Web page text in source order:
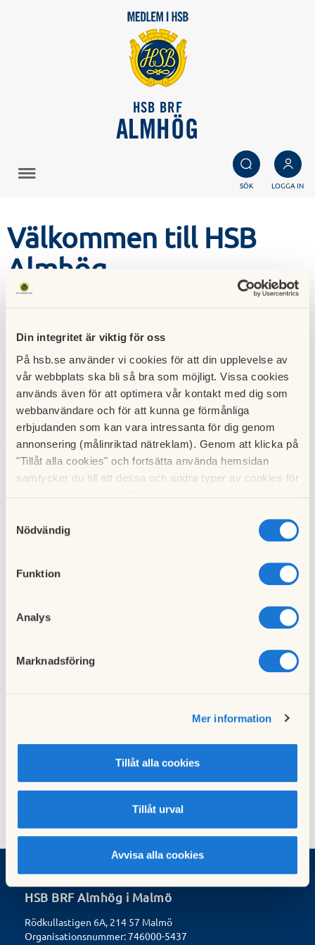
Din integritet är viktig för oss
På hsb.se använder vi cookies för att din upplevelse av
vår webbplats ska bli så bra som möjligt. Vissa cookies
används även för att optimera vår kontakt med dig som
webbanvändare och för att kunna ge förmånliga
erbjudanden som kan vara intressanta för dig genom
annonsering (målinriktad nätreklam). Genom att klicka på
"Tillåt alla cookies" och fortsätta använda hemsidan
samtycker du till att dessa och andra typer av cookies för
cookies och välja att endast tillåta ett urval.
Nödvändig
Funktion
Analys
Marknadsföring
Mer information
Tillåt alla cookies
Tillåt urval
Avvisa alla cookies
HSB BRF
ALMHÖG
SÖK LOGGA IN
Välkommen till HSB
Almhög
Här på hemsidan samlar vi information och ger
uppdateringar om föreningen. PåHSB Malmös hemsida
du läsa mer om vad det innebär att bo i en bostadsrätt.
I HSB bostadsrättsföreningen (brf) Almhög i Malmö ingår
Rödkullastigen 5, 6, 7 och Solvändegatan 5. Föreningen
grundades redan 1959 och består av 280 lägenheter.
Med vänliga hälsningar
Bra att veta för dig som bor i HSB
Medlemskap i en bostadsrättförening HSB
Hämta
Sidansvarig:senast uppdaterad 2025-11-27
HSB BRF Almhög i Malmö
Rödkullastigen 6A, 214 57 Malmö
Organisationsnummer: 746000-5437